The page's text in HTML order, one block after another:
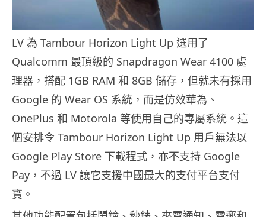
LV 為 Tambour Horizon Light Up 選用了
Qualcomm 最頂級的 Snapdragon Wear 4100 處
理器，搭配 1GB RAM 和 8GB 儲存，但就未有採用
Google 的 Wear OS 系統，而是仿效華為、
OnePlus 和 Motorola 等使用自己的專屬系統。這
個安排令 Tambour Horizon Light Up 用戶無法以
Google Play Store 下載程式，亦不支持 Google
Pay，不過 LV 讓它支援中國最大的支付平台支付
寶。